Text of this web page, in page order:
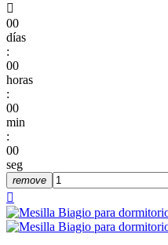

00
días
:
00
horas
:
00
min
:
00
seg
remove
